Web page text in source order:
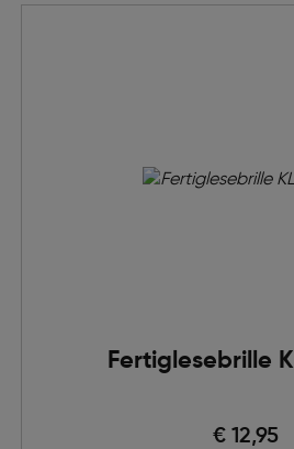
Fertiglesebrille
€ 12,95